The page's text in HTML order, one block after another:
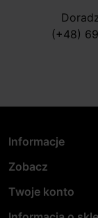
(+48)
Informacje
Zobacz
Twoje konto